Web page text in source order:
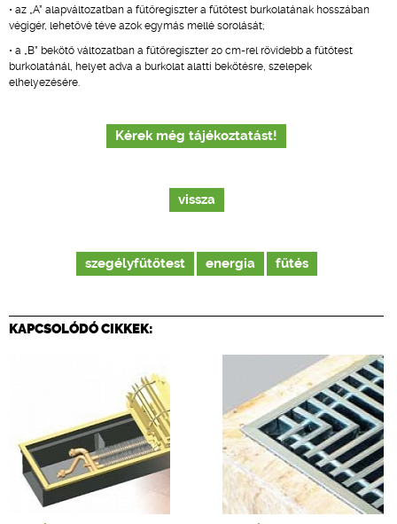
• az „A” alapváltozatban a fűtőregiszter a fűtőtest burkolatának hosszában
végigér, lehetővé téve azok egymás mellé sorolását;
• a „B” bekötő változatban a fűtőregiszter 20 cm-rel rövidebb a fűtőtest
burkolatánál, helyet adva a burkolat alatti bekötésre, szelepek
elhelyezésére.
Kérek még tájékoztatást!
vissza
szegélyfűtőtest energia fűtés
KAPCSOLÓDÓ CIKKEK: